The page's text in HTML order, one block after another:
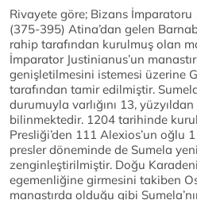
Rivayete göre; Bizans İmparatoru
(375-395) Atina’dan gelen
rahip tarafından kurulmuş olan
İmparator Justinianus’un
genişletilmesini istemesi üzerine
tarafından tamir edilmiştir. Sumela
durumuyla varlığını 13,
bilinmektedir. 1204 tarihinde
Presliği’den 111 Alexios’un oğlu
presler döneminde de Sumela
zenginleştirilmiştir. Doğu
egemenliğine girmesini takiben
manastırda olduğu gibi